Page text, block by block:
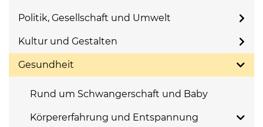
Politik, Gesellschaft und Umwelt
Kultur und Gestalten
Gesundheit
Rund um Schwangerschaft und Baby
Körpererfahrung und Entspannung